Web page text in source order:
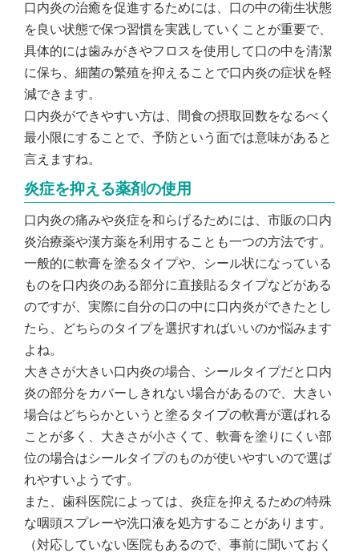
口内炎の治癒を促進するためには、口の中の衛生状態
を良い状態で保つ習慣を実践していくことが重要で、
具体的には歯みがきやフロスを使用して口の中を清潔
に保ち、細菌の繁殖を抑えることで口内炎の症状を軽
減できます。
口内炎ができやすい方は、間食の摂取回数をなるべく
最小限にすることで、予防という面では意味があると
言えますね。
炎症を抑える薬剤の使用
口内炎の痛みや炎症を和らげるためには、市販の口内
炎治療薬や漢方薬を利用することも一つの方法です。
一般的に軟膏を塗るタイプや、シール状になっている
ものを口内炎のある部分に直接貼るタイプなどがある
のですが、実際に自分の口の中に口内炎ができたとし
たら、どちらのタイプを選択すればいいのか悩みます
よね。
大きさが大きい口内炎の場合、シールタイプだと口内
炎の部分をカバーしきれない場合があるので、大きい
場合はどちらかというと塗るタイプの軟膏が選ばれる
ことが多く、大きさが小さくて、軟膏を塗りにくい部
位の場合はシールタイプのものが使いやすいので選ば
れやすいようです。
また、歯科医院によっては、炎症を抑えるための特殊
な咽頭スプレーや洗口液を処方することがあります。
（対応していない医院もあるので、事前に聞いておく